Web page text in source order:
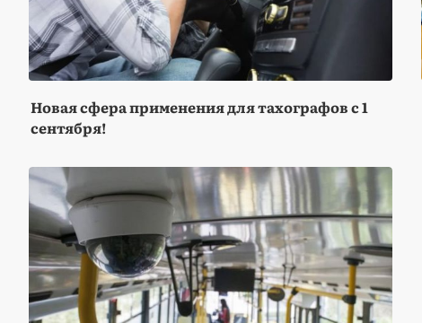
Новая сфера применения для тахографов с 1
сентября!